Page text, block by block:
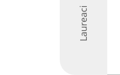
Laureaci